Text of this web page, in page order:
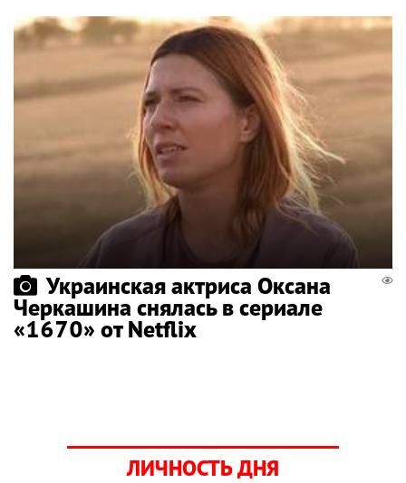
Украинская актриса Оксана
Черкашина снялась в сериале
«1670» от Netflix
ЛИЧНОСТЬ ДНЯ